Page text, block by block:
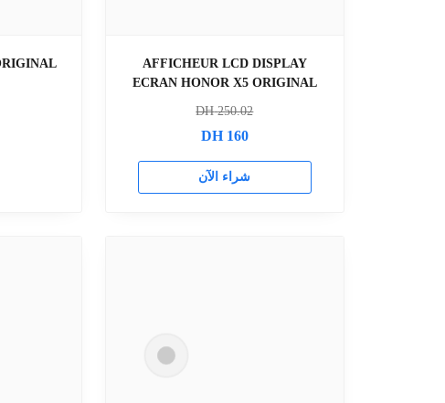
AFFICHEUR LCD DISPLAY
ECRAN HONOR X5 ORIGINAL
250.02
DH
160
DH
شراء الآن